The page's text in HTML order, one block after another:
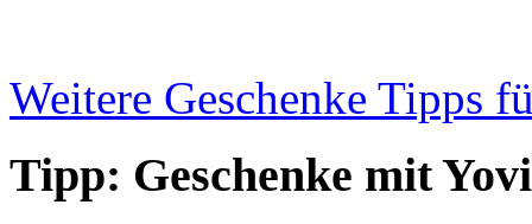
Weitere Geschenke Tipps
Tipp: Geschenke mit